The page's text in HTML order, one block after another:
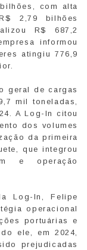
com alta
2,79 bilhões
R$ 687,2
informou
atingiu 776,9
geral de cargas
mil toneladas,
A Log-In citou
dos volumes
da primeira
que integrou
e operação
Log-In, Felipe
operacional
portuárias e
ele, em 2024,
prejudicadas